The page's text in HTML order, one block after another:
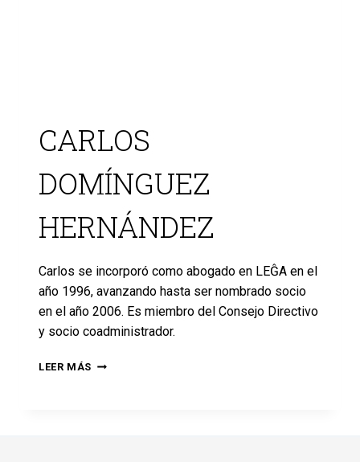
CARLOS
DOMÍNGUEZ
HERNÁNDEZ
Carlos se incorporó como abogado en LEĜA en el
año 1996, avanzando hasta ser nombrado socio
en el año 2006. Es miembro del Consejo Directivo
y socio coadministrador.
LEER MÁS